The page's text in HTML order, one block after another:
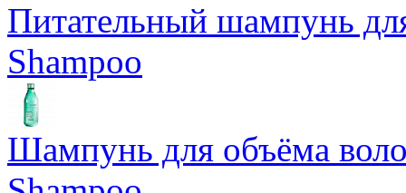
Питательный шампунь
Shampoo
Шампунь для объёма